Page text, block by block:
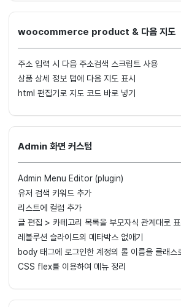
woocommerce product & 다음 지도
주소 입력 시 다음 주소검색 스크립트 사용
상품 상세 정보 탭에 다음 지도 표시
html 편집기로 지도 코드 바로 넣기
Admin 화면 커스텀
Admin Menu Editor (plugin)
유저 검색 키워드 추가
리스트에 컬럼 추가
글 편집 > 카테고리 목록을 부모자식 관계대로 표
레볼루션 슬라이드의 메타박스 없애기
body 태그에 로그인한 계정의 롤 이름을 클래스
CSS flex를 이용하여 메뉴 정리